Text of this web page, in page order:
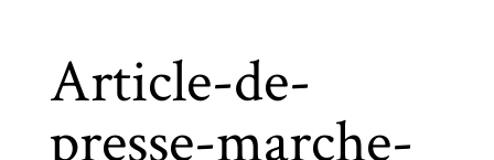
Article-de-
presse-marche-